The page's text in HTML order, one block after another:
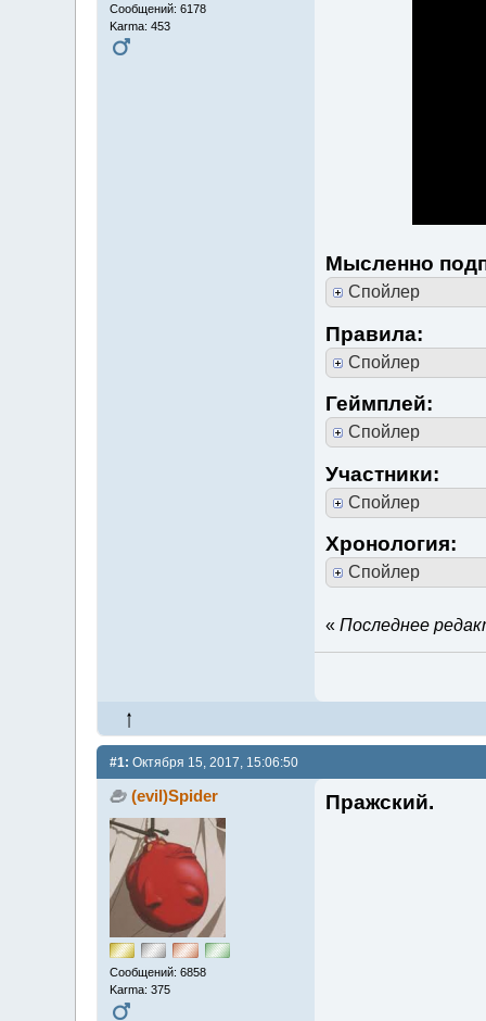
Сообщений: 6178
Karma: 453
Мысленно
Спойлер
Правила:
Спойлер
Геймплей:
Спойлер
Участники:
Спойлер
Хронология:
Спойлер
« Последнее
#1: Октября 15, 2017, 15:06:50
(evil)Spider
Сообщений: 6858
Karma: 375
Пражский.